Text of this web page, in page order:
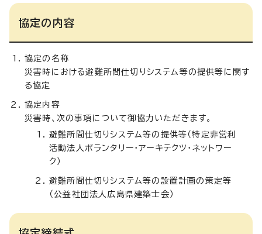
協定の内容
協定の名称
災害時における避難所間仕切りシステム等の提供等に関す
る協定
協定内容
災害時、次の事項について御協力いただきます。
避難所間仕切りシステム等の提供等（特定非営利
活動法人ボランタリー・アーキテクツ・ネットワー
ク）
避難所間仕切りシステム等の設置計画の策定等
（公益社団法人広島県建築士会）